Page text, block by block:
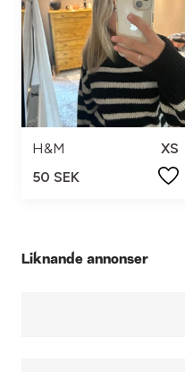
H&M
XS
50 SEK
Liknande annonser